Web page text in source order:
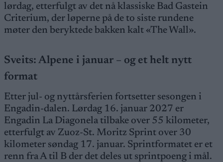
lørdag, etterfulgt av det nå klassiske Bad Gastein
Criterium, der løperne på de to siste rundene
møter den beryktede bakken kalt «The Wall».
Sveits: Alpene i januar – og et helt nytt
format
Etter jul- og nyttårsferien fortsetter sesongen i
Engadin-dalen. Lørdag 16. januar 2027 er
Engadin La Diagonela tilbake over 55 kilometer,
etterfulgt av Zuoz-St. Moritz Sprint over 30
kilometer søndag 17. januar. Sprintformatet er et
renn fra A til B der det deles ut sprintpoeng i mål.